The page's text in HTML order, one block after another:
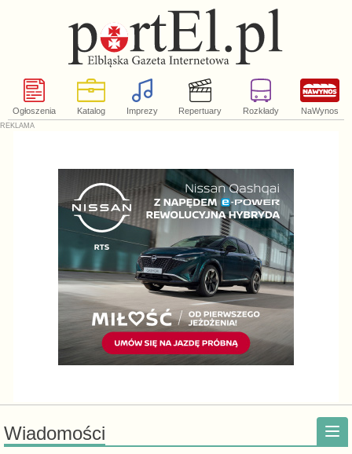
Ogłoszenia Katalog Imprezy Repertuary Rozkłady NaWynos
Wiadomości